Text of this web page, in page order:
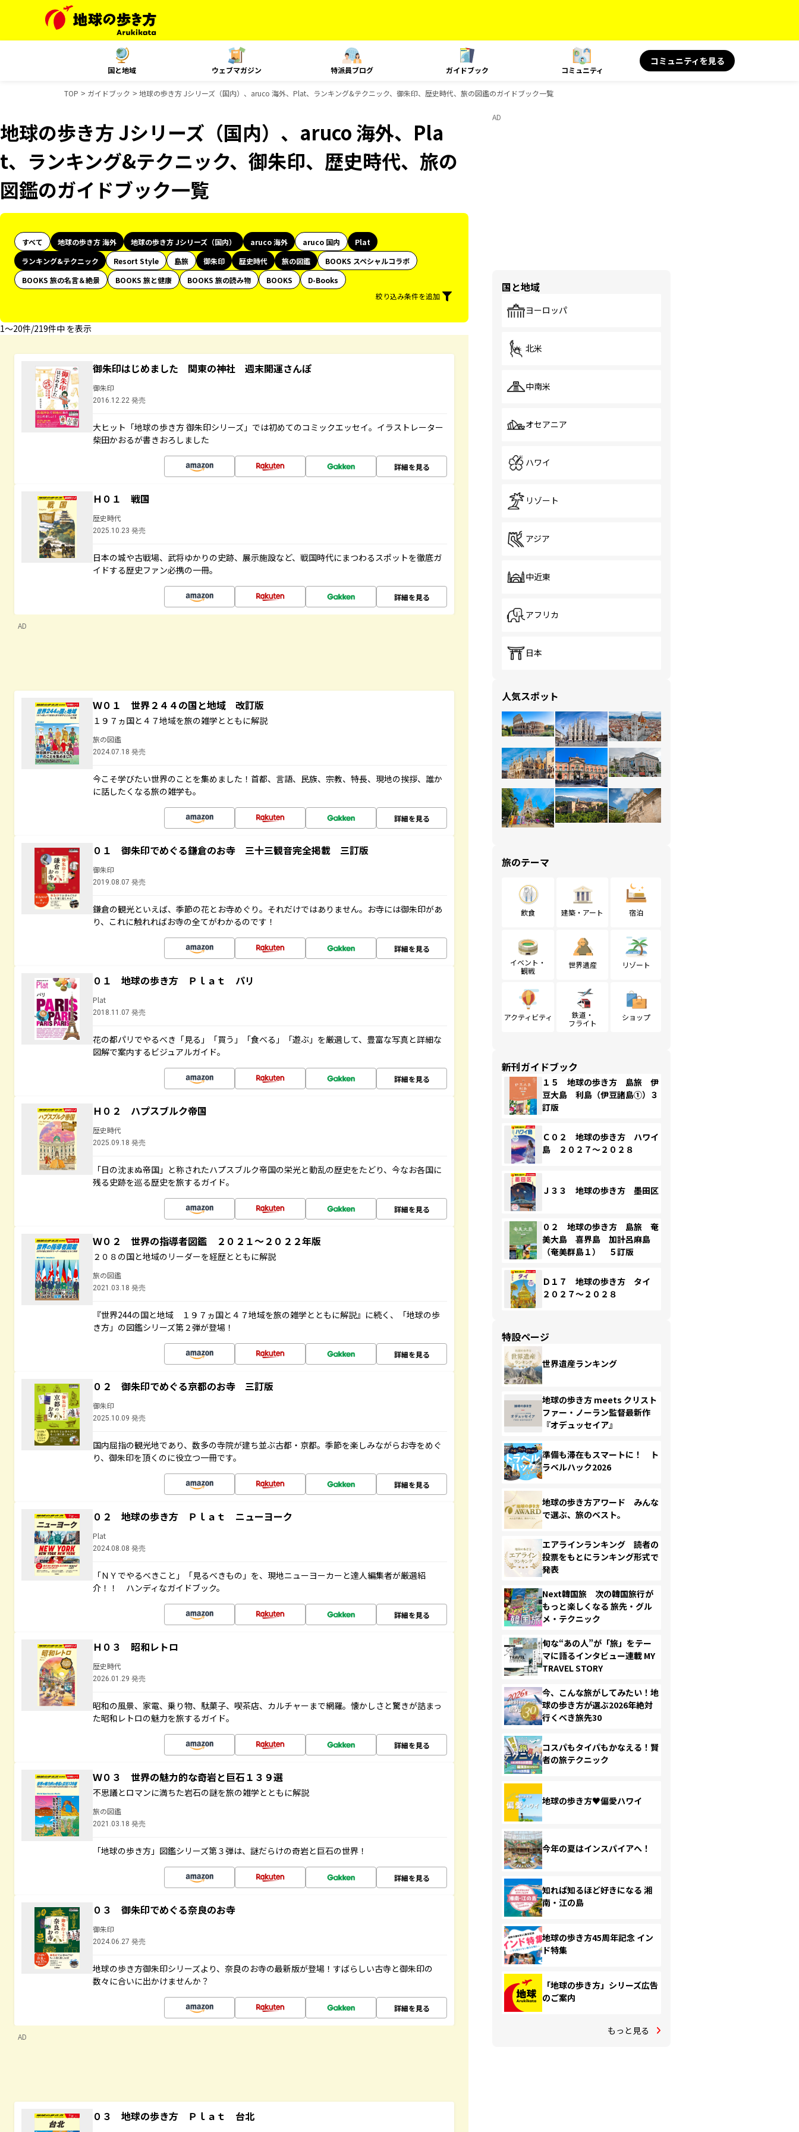
国と地域 ウェブマガジン 特派員ブログ ガイドブック コミュニティ
コミュニティを見る
TOP ガイドブック 地球の歩き方 Jシリーズ（国内）、aruco 海外、Plat、ランキング&テクニック、御朱印、歴史時代、旅の図鑑のガイドブック一覧
地球の歩き方 Jシリーズ（国内）、aruco 海外、Pla
t、ランキング&テクニック、御朱印、歴史時代、旅の
図鑑のガイドブック一覧
すべて 地球の歩き方 海外 地球の歩き方 Jシリーズ（国内） aruco 海外 aruco 国内
Plat
ランキング&テクニック
Resort Style 島旅 御朱印 歴史時代 旅の図鑑
BOOKS スペシャルコラボ
BOOKS 旅の名言＆絶景
BOOKS 旅と健康 BOOKS 旅の読み物 BOOKS
D-Books
絞り込み条件を追加
1〜20件/219件中 を表示
御朱印はじめました 関東の神社 週末開運さんぽ
御朱印
2016.12.22 発売
大ヒット「地球の歩き方 御朱印シリーズ」では初めてのコミックエッセイ。イラストレーター
柴田かおるが書きおろしました
詳細を見る
Ｈ０１ 戦国
歴史時代
2025.10.23 発売
日本の城や古戦場、武将ゆかりの史跡、展示施設など、戦国時代にまつわるスポットを徹底ガ
イドする歴史ファン必携の一冊。
詳細を見る
AD
Ｗ０１ 世界２４４の国と地域 改訂版
１９７ヵ国と４７地域を旅の雑学とともに解説
旅の図鑑
2024.07.18 発売
今こそ学びたい世界のことを集めました！首都、言語、民族、宗教、特長、現地の挨拶、誰か
に話したくなる旅の雑学も。
詳細を見る
０１ 御朱印でめぐる鎌倉のお寺 三十三観音完全掲載 三訂版
御朱印
2019.08.07 発売
鎌倉の観光といえば、季節の花とお寺めぐり。それだけではありません。お寺には御朱印があ
り、これに触れればお寺の全てがわかるのです！
詳細を見る
０１ 地球の歩き方 Ｐｌａｔ パリ
Plat
2018.11.07 発売
花の都パリでやるべき「見る」「買う」「食べる」「遊ぶ」を厳選して、豊富な写真と詳細な
図解で案内するビジュアルガイド。
詳細を見る
Ｈ０２ ハプスブルク帝国
歴史時代
2025.09.18 発売
「日の沈まぬ帝国」と称されたハプスブルク帝国の栄光と動乱の歴史をたどり、今なお各国に
残る史跡を巡る歴史を旅するガイド。
詳細を見る
Ｗ０２ 世界の指導者図鑑 ２０２１～２０２２年版
２０８の国と地域のリーダーを経歴とともに解説
旅の図鑑
2021.03.18 発売
『世界244の国と地域 １９７ヵ国と４７地域を旅の雑学とともに解説』に続く、「地球の歩
き方」の図鑑シリーズ第２弾が登場！
詳細を見る
０２ 御朱印でめぐる京都のお寺 三訂版
御朱印
2025.10.09 発売
国内屈指の観光地であり、数多の寺院が建ち並ぶ古都・京都。季節を楽しみながらお寺をめぐ
り、御朱印を頂くのに役立つ一冊です。
詳細を見る
０２ 地球の歩き方 Ｐｌａｔ ニューヨーク
Plat
2024.08.08 発売
「ＮＹでやるべきこと」「見るべきもの」を、現地ニューヨーカーと達人編集者が厳選紹
介！！ ハンディなガイドブック。
詳細を見る
Ｈ０３ 昭和レトロ
歴史時代
2026.01.29 発売
昭和の風景、家電、乗り物、駄菓子、喫茶店、カルチャーまで網羅。懐かしさと驚きが詰まっ
た昭和レトロの魅力を旅するガイド。
詳細を見る
Ｗ０３ 世界の魅力的な奇岩と巨石１３９選
不思議とロマンに満ちた岩石の謎を旅の雑学とともに解説
旅の図鑑
2021.03.18 発売
「地球の歩き方」図鑑シリーズ第３弾は、謎だらけの奇岩と巨石の世界！
詳細を見る
０３ 御朱印でめぐる奈良のお寺
御朱印
2024.06.27 発売
地球の歩き方御朱印シリーズより、奈良のお寺の最新版が登場！すばらしい古寺と御朱印の
数々に合いに出かけませんか？
詳細を見る
AD
０３ 地球の歩き方 Ｐｌａｔ 台北
AD
国と地域
ヨーロッパ
北米
中南米
オセアニア
ハワイ
リゾート
アジア
中近東
アフリカ
日本
人気スポット
旅のテーマ
飲食 建築・アート 宿泊
イベント・
観戦
世界遺産 リゾート
アクティビティ
鉄道・
フライト
ショップ
新刊ガイドブック
１５ 地球の歩き方 島旅 伊
豆大島 利島（伊豆諸島①）３
訂版
Ｃ０２ 地球の歩き方 ハワイ
島 ２０２７～２０２８
Ｊ３３ 地球の歩き方 墨田区
０２ 地球の歩き方 島旅 奄
美大島 喜界島 加計呂麻島
（奄美群島１） ５訂版
Ｄ１７ 地球の歩き方 タイ
２０２７～２０２８
特設ページ
世界遺産ランキング
地球の歩き方 meets クリスト
ファー・ノーラン監督最新作
『オデュッセイア』
準備も滞在もスマートに！ ト
ラベルハック2026
地球の歩き方アワード みんな
で選ぶ、旅のベスト。
エアラインランキング 読者の
投票をもとにランキング形式で
発表
Next韓国旅 次の韓国旅行が
もっと楽しくなる 旅先・グル
メ・テクニック
旬な“あの人”が「旅」をテー
マに語るインタビュー連載 MY
TRAVEL STORY
今、こんな旅がしてみたい！地
球の歩き方が選ぶ2026年絶対
行くべき旅先30
コスパもタイパもかなえる！賢
者の旅テクニック
地球の歩き方♥偏愛ハワイ
今年の夏はインスパイアへ！
知れば知るほど好きになる 湘
南・江の島
地球の歩き方45周年記念 イン
ド特集
「地球の歩き方」シリーズ広告
のご案内
もっと見る